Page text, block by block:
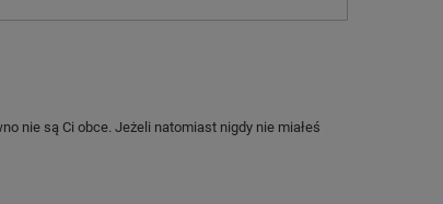
nie są Ci obce. Jeżeli natomiast nigdy nie miałeś